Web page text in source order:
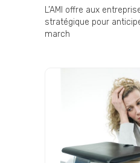
L’AMI offre aux
stratégique pour
march